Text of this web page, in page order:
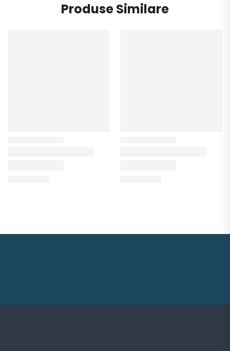
Produse Similare